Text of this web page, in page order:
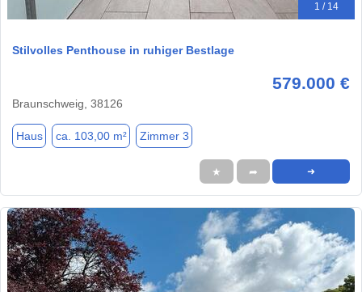
1 / 14
Stilvolles Penthouse in ruhiger Bestlage
579.000 €
Braunschweig, 38126
Haus ca. 103,00 m² Zimmer 3
★ ➦ ➜